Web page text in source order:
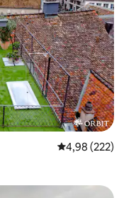
Gemiddelde
4,98 (222)